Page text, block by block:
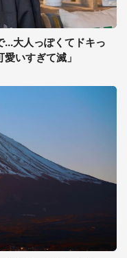
大人っぽくてドキっ
いすぎて滅」